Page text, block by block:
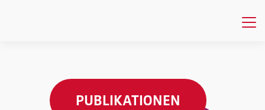
PUBLIKATIONEN